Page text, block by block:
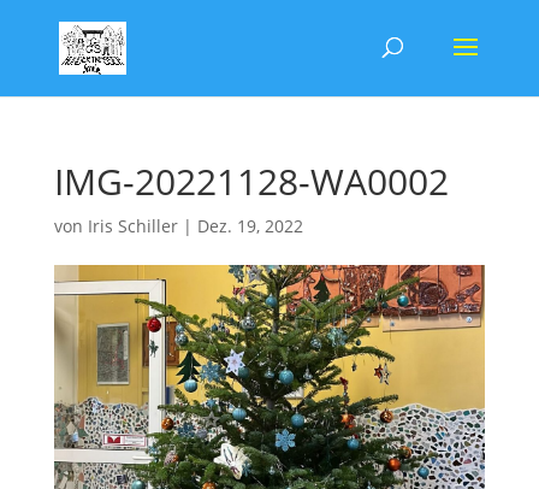
IMG-20221128-WA0002
von Iris Schiller| Dez. 19, 2022